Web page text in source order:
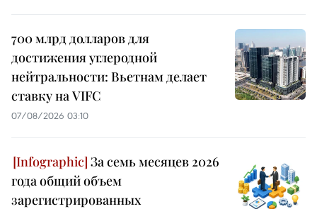
700 млрд долларов для
достижения углеродной
нейтральности: Вьетнам делает
ставку на VIFC
07/08/2026 03:10
За семь месяцев 2026
года общий объем
зарегистрированных